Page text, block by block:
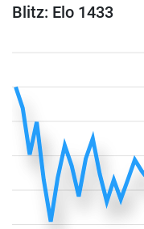
Blitz: Elo 1433